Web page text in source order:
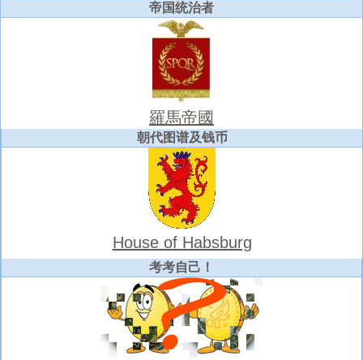
帝国统治者
羅馬帝國
朝代图谱及钱币
House of Habsburg
考考自己！